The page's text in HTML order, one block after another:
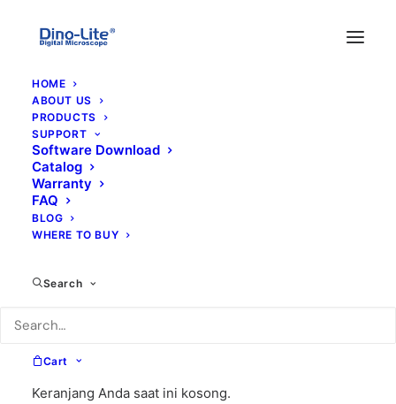
HOME
ABOUT US
PRODUCTS
SUPPORT
Software Download
Catalog
Warranty
FAQ
BLOG
WHERE TO BUY
Search
Cart
Keranjang Anda saat ini kosong.